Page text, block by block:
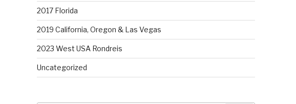
2017 Florida
2019 California, Oregon & Las Vegas
2023 West USA Rondreis
Uncategorized